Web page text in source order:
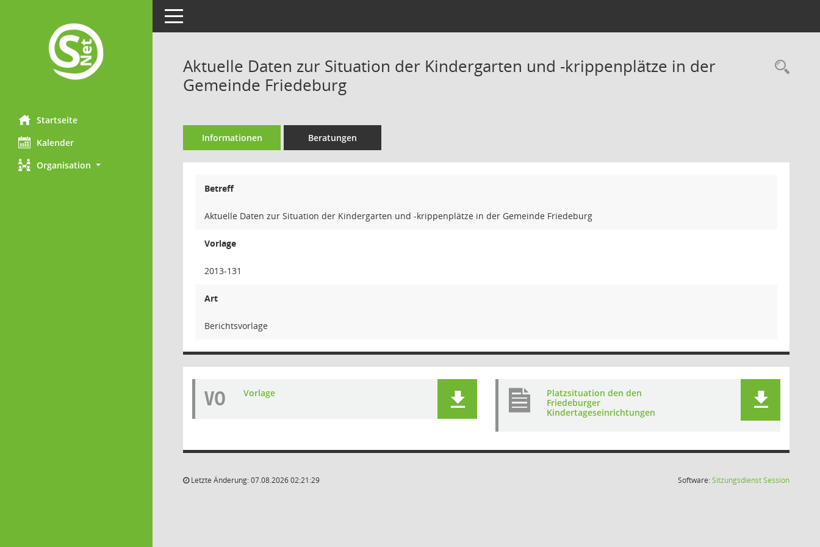
Startseite
Kalender
Organisation
Toggle navigation
Aktuelle Daten zur Situation der Kindergarten und -krippenplätze in der
Gemeinde Friedeburg
Informationen Beratungen
Betreff
Aktuelle Daten zur Situation der Kindergarten und -krippenplätze in der Gemeinde Friedeburg
Vorlage
2013-131
Art
Berichtsvorlage
VO Vorlage
Platzsituation den den
Friedeburger
Kindertageseinrichtungen
Letzte Änderung: 07.08.2026 02:21:29 Software:SitzungsdienstSession(Wird in